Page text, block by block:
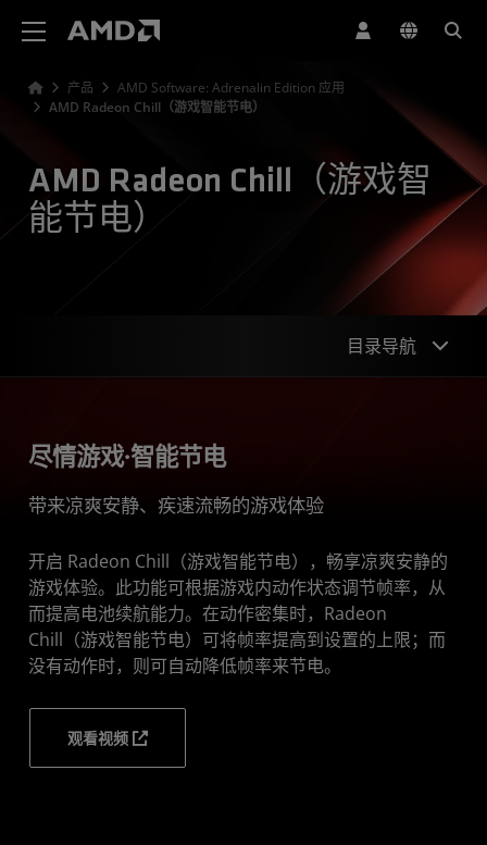
产品
AMD Software: Adrenalin Edition 应用
AMD Radeon Chill（游戏智能节电）
AMD Radeon Chill（游戏智
能节电）
目录导航
下载
尽情游戏·智能节电
带来凉爽安静、疾速流畅的游戏体验
开启 Radeon Chill（游戏智能节电），畅享凉爽安静的
游戏体验。此功能可根据游戏内动作状态调节帧率，从
而提高电池续航能力。在动作密集时，Radeon
Chill（游戏智能节电）可将帧率提高到设置的上限；而
没有动作时，则可自动降低帧率来节电。
观看视频